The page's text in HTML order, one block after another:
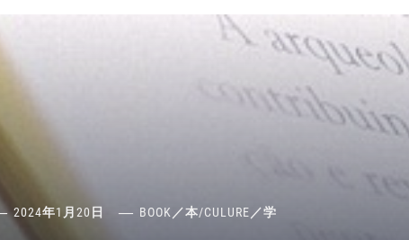
2024年1月20日 BOOK／本/CULURE／学